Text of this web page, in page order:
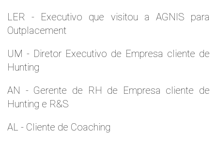
LER - Executivo que visitou a AGNIS para
Outplacement
UM - Diretor Executivo de Empresa cliente de
Hunting
AN - Gerente de RH de Empresa cliente de
Hunting e R&S
AL - Cliente de Coaching